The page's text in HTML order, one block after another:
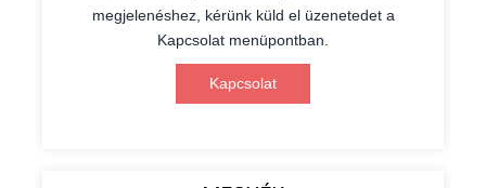
megjelenéshez, kérünk küld el üzenetedet a
Kapcsolat menüpontban.
Kapcsolat